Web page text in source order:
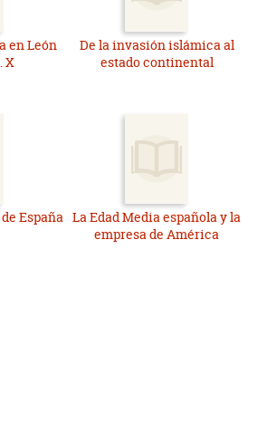
en León
X
De la invasión islámica al
estado continental
España La Edad Media española y la
empresa de América